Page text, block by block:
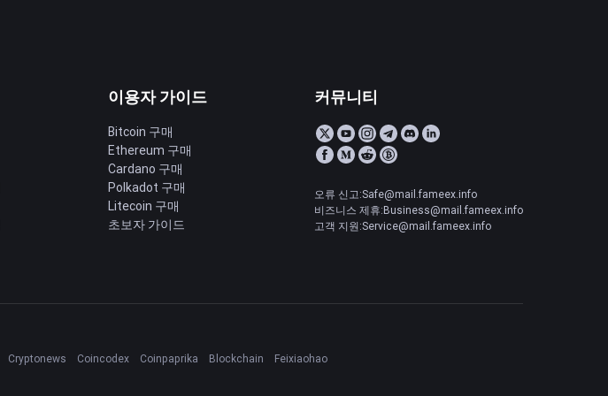
이용자 가이드
Bitcoin 구매
Ethereum 구매
Cardano 구매
Polkadot 구매
Litecoin 구매
초보자 가이드
커뮤니티
오류 신고:Safe@mail.fameex.info
비즈니스 제휴:Business@mail.fameex.info
고객 지원:Service@mail.fameex.info
Cryptonews Coincodex Coinpaprika Blockchain
Feixiaohao